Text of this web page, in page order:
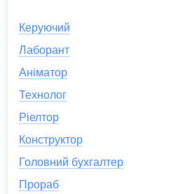
Керуючий
Лаборант
Аніматор
Технолог
Ріелтор
Конструктор
Головний бухгалтер
Прораб